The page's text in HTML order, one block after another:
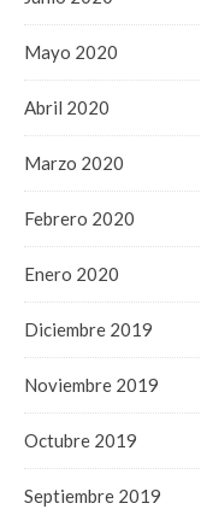
Mayo 2020
Abril 2020
Marzo 2020
Febrero 2020
Enero 2020
Diciembre 2019
Noviembre 2019
Octubre 2019
Septiembre 2019